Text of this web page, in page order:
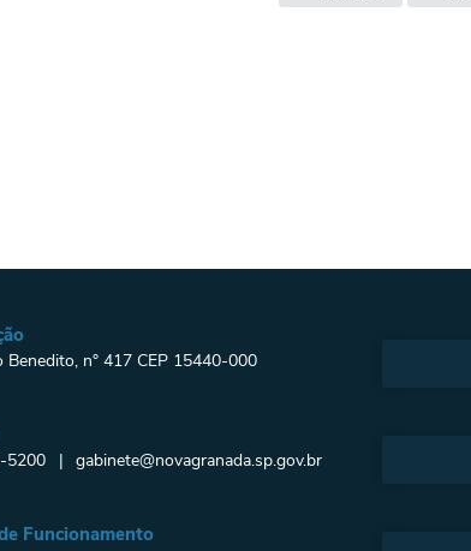
Benedito, n° 417 CEP 15440-000
5200 gabinete@novagranada.sp.gov.br
Funcionamento